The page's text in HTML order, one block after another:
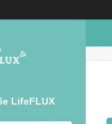
LifeFLUX